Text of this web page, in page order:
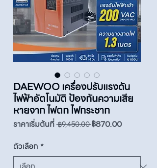
DAEWOO เครื่องปรับแรงดัน
ไฟฟ้าอัตโนมัติ ป้องกันความเสีย
หายจาก ไฟตก ไฟกระชาก
ราคาเริ่มต้นที่ ฿9,450.00 ราคา
฿870.00ราคา
ตัวเลือก *